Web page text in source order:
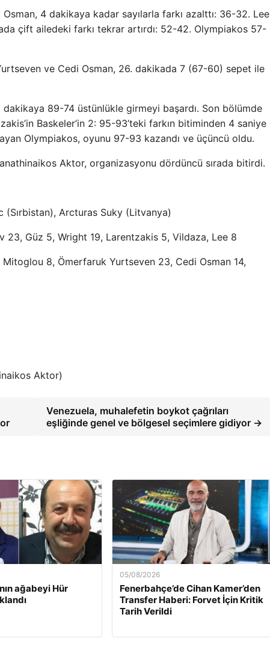
4 dakikaya kadar sayılarla farkı azalttı: 36-32. Lee
çift ailedeki farkı tekrar artırdı: 52-42. Olympiakos 57-
ve Cedi Osman, 26. dakikada 7 (67-60) sepet ile
89-74 üstünlükle girmeyi başardı. Son bölümde
Baskeler’in 2: 95-93’teki farkın bitiminden 4 saniye
Olympiakos, oyunu 97-93 kazandı ve üçüncü oldu.
Aktor, organizasyonu dördüncü sırada bitirdi.
Arcturas Suky (Litvanya)
23, Güz 5, Wright 19, Larentzakis 5, Vildaza, Lee 8
8, Ömerfaruk Yurtseven 23, Cedi Osman 14,
Aktor)
Venezuela, muhalefetin boykot çağrıları
eşliğinde genel ve bölgesel seçimlere gidiyor →
ağabeyi Hür
05/08/2026
Fenerbahçe’de Cihan Kamer’den
Transfer Haberi: Forvet İçin Kritik
Tarih Verildi